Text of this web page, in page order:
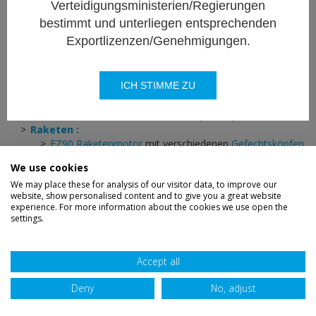
70mm Raketensystem
Raketenwerfer :
Raketen :
FZ90 Raketenmotormit verschiedenenGefechtsköpfen
LGR)
Datenschutz
AGB
Verdienst Zugänglichkeit
Verteidigungsministerien/Regierungen
bestimmt und unterliegen entsprechenden
Exportlizenzen/Genehmigungen.
ICH STIMME ZU
We use cookies
We may place these for analysis of our visitor data, to improve our
website, show personalised content and to give you a great website
experience. For more information about the cookies we use open the
settings.
Accept all
Deny
No, adjust